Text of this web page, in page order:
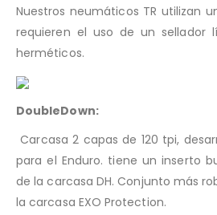
Nuestros neumáticos TR utilizan
requieren el uso de un sellador
herméticos.
DoubleDown:
Carcasa 2 capas de 120 tpi,
para el Enduro. tiene un inserto
de la carcasa DH. Conjunto más
la carcasa EXO Protection.